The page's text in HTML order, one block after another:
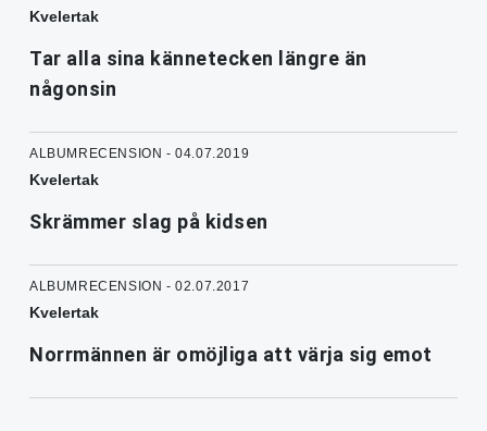
Kvelertak
Tar alla sina kännetecken längre än
någonsin
ALBUMRECENSION - 04.07.2019
Kvelertak
Skrämmer slag på kidsen
ALBUMRECENSION - 02.07.2017
Kvelertak
Norrmännen är omöjliga att värja sig emot